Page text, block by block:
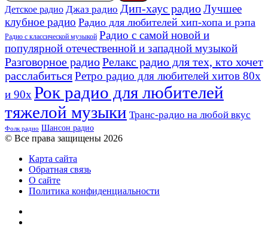
Детское радио Джаз радио Дип-хаус радиоЛучшее
клубное радио Радио для любителей хип-хопа и рэпа
Радио с классической музыкой Радио с самой новой и
популярной отечественной и западной музыкой
Разговорное радиоРелакс радио для тех, кто хочет
расслабитьсяРетро радио для любителей хитов 80х
и 90х Рок радио для любителей
тяжелой музыки Транс-радио на любой вкус
Фолк радио Шансон радио
© Все права защищены 2026
Карта сайта
Обратная связь
О сайте
Политика конфиденциальности